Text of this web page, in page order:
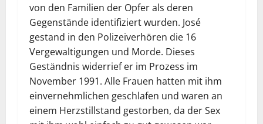
von den Familien der Opfer als deren
Gegenstände identifiziert wurden. José
gestand in den Polizeiverhören die 16
Vergewaltigungen und Morde. Dieses
Geständnis widerrief er im Prozess im
November 1991. Alle Frauen hatten mit ihm
einvernehmlichen geschlafen und waren an
einem Herzstillstand gestorben, da der Sex